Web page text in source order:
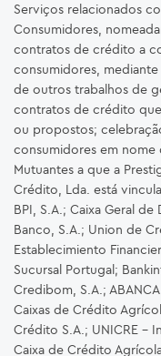
Serviços relacionados
Consumidores,
contratos de crédito a
consumidores,
de outros trabalhos de
contratos de crédito
ou propostos;
consumidores em nome
Mutuantes a que a
Crédito, Lda. está
BPI, S.A.; Caixa Geral
Banco, S.A.; Union de
Establecimiento
Sucursal Portugal;
Credibom, S.A.;
Caixas de Crédito
Crédito S.A.; UNICRE –
Caixa de Crédito